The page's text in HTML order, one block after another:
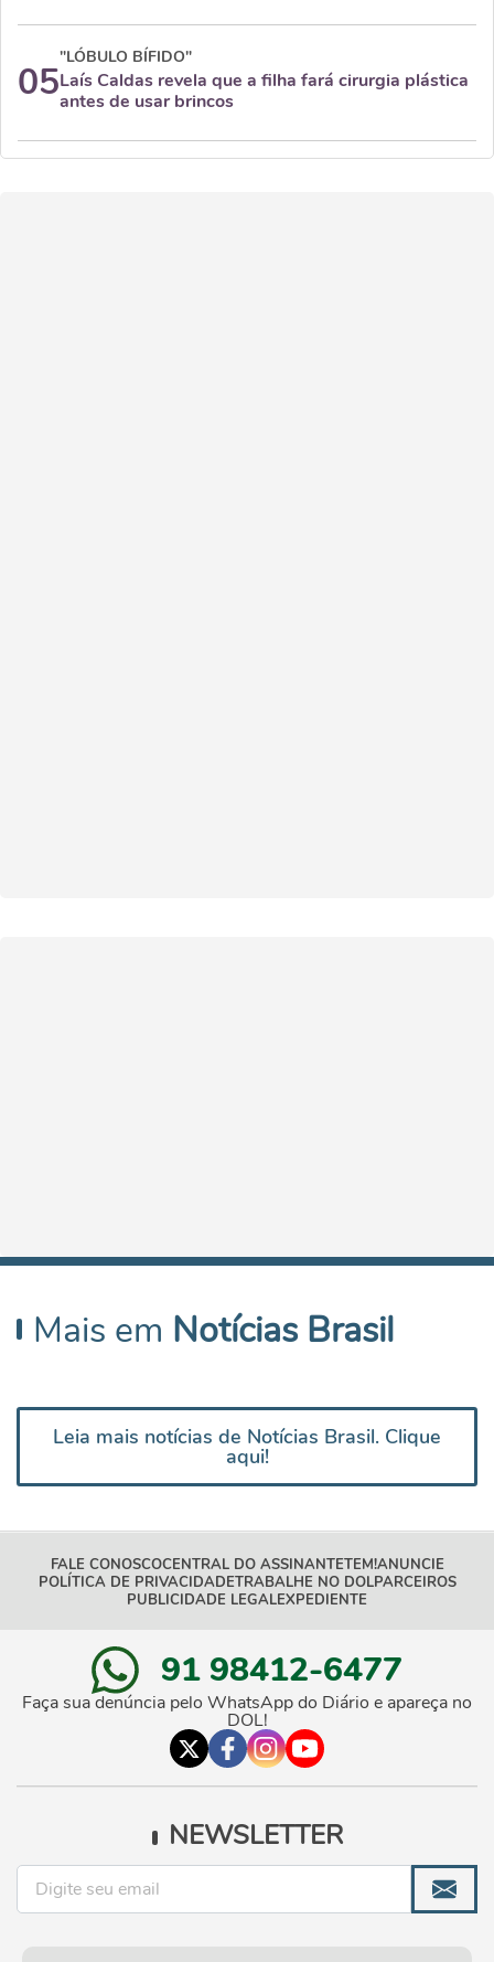
05
"LÓBULO BÍFIDO"
Laís Caldas revela que a filha fará cirurgia plástica
antes de usar brincos
Mais em Notícias Brasil
Leia mais notícias de Notícias Brasil. Clique
aqui!
FALE CONOSCOCENTRAL DO ASSINANTETEM!ANUNCIE
POLÍTICA DE PRIVACIDADETRABALHE NO DOLPARCEIROS
PUBLICIDADE LEGALEXPEDIENTE
91 98412-6477
Faça sua denúncia pelo WhatsApp do Diário e apareça no
DOL!
NEWSLETTER